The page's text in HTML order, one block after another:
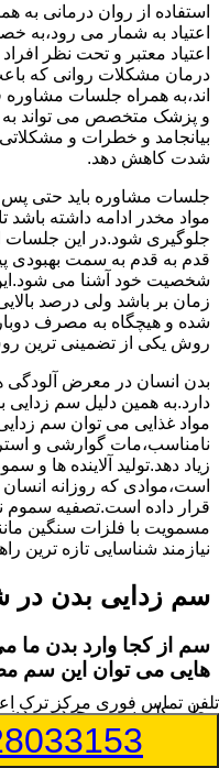
استفاده از روان درمانی
اعتیاد به شمار می رود،به
اعتیاد معتبر و تحت نظر
درمان مشکلات روانی که
اند،به همراه جلسات
و پزشک متخصص می تواند به
بیانجامد و خطرات و مشکلاتی
شدت کاهش دهد.
جلسات مشاوره باید حتی
مواد مخدر ادامه داشته
جلوگیری شود.در این جلسات
قدم به قدم به سمت بهبودی
شخصیت خود آشنا می
زمان بر باشد ولی درصد
شده و هیچگاه به مصرف
روش یکی از تضمینی ترین
بدن انسان در معرض آلودگی
دارد.به همین دلیل سم
مواد غذایی می توان سم زدایی
نامناسب،مات گوارشی و
زیاد دهد.تولید آلاینده ها و
است،موادی که روزانه
قرار داده است.تصفیه سموم
مسمویت با فلزات سنگین
نیازمند شناسایی تازه ترین
سم زدایی بدن در
سم از کجا وارد بدن ما
هایی می توان این سم
بطور کلی سم موجود در بدن
شوند.بخش بزرگی از این
گیاهی و آفت کش ها،فلزات
تلفن تماس فوری مرکز ترک